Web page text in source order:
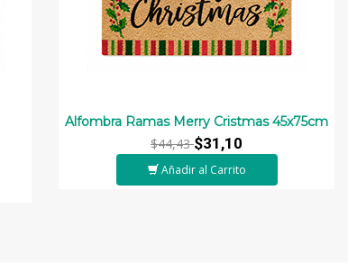
Alfombra Ramas Merry Cristmas 45x75cm
$44,43$31,10
Añadir al Carrito